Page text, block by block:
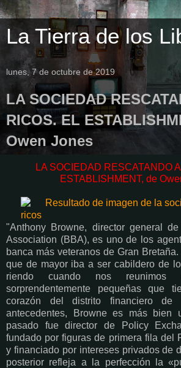
La Tierra de los
lunes, 7 de octubre de 2019
LA SOCIEDAD
RICOS. EL
Owen Jones
LA SOCIEDAD RESCATANDO
ESTABLISHMENT, de
"Anthony Browne, director general
Association (BBA), es uno de los
banca más veteranos de Gran
que de mayor iba a ser cabildero de
riendo cuando nos
sorprendentemente pequeñas que
corazón del distrito financiero de
antecedentes, Browne es más bien
pasado fue director de Policy
fundado por figuras de primera fila del
y financiado por intereses privados de
posterior refleja a la perfección la